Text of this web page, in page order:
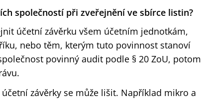
společností při zveřejnění ve sbírce listin?
účetní závěrku všem účetním jednotkám,
nebo těm, kterým tuto povinnost stanoví
povinný audit podle § 20 ZoU, potom
závěrky se může lišit. Například mikro a